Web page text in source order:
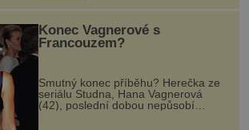
Konec Vagnerové s
Francouzem?
Smutný konec příběhu? Herečka ze
seriálu Studna, Hana Vagnerová
(42), poslední dobou nepůsobí